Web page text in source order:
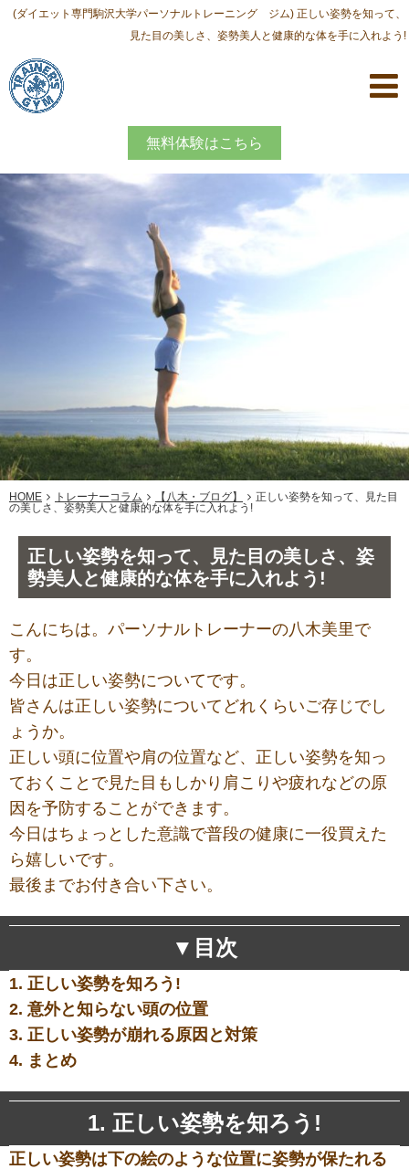
(ダイエット専門駒沢大学パーソナルトレーニング ジム) 正しい姿勢を知って、
見た目の美しさ、姿勢美人と健康的な体を手に入れよう!
無料体験はこちら
HOME トレーナーコラム 【八木・ブログ】
正しい姿勢を知って、見た目
の美しさ、姿勢美人と健康的な体を手に入れよう!
正しい姿勢を知って、見た目の美しさ、姿
勢美人と健康的な体を手に入れよう!
こんにちは。パーソナルトレーナーの八木美里で
す。
今日は正しい姿勢についてです。
皆さんは正しい姿勢についてどれくらいご存じでし
ょうか。
正しい頭に位置や肩の位置など、正しい姿勢を知っ
ておくことで見た目もしかり肩こりや疲れなどの原
因を予防することができます。
今日はちょっとした意識で普段の健康に一役買えた
ら嬉しいです。
最後までお付き合い下さい。
▼目次
1. 正しい姿勢を知ろう!
2. 意外と知らない頭の位置
3. 正しい姿勢が崩れる原因と対策
4. まとめ
1. 正しい姿勢を知ろう!
正しい姿勢は下の絵のような位置に姿勢が保たれる